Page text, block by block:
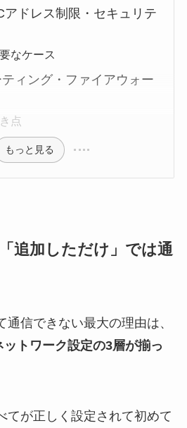
ドレス制限・セキュリテ
なケース
ィング・ファイアウォー
点
もっと見る
追加しただけ」では通
信できない最大の理由は、
トワーク設定の3層が揃っ
てが正しく設定されて初めて